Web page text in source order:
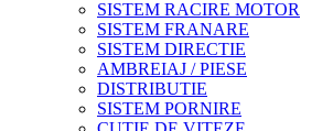
SISTEM RACIRE MOTOR
SISTEM FRANARE
SISTEM DIRECTIE
AMBREIAJ / PIESE
DISTRIBUTIE
SISTEM PORNIRE